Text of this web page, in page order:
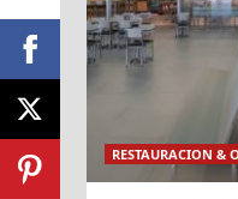
RESTAURACION &